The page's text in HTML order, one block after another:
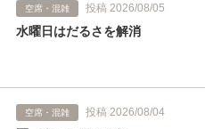
空席・混雑 投稿 2026/08/05
水曜日はだるさを解消
空席・混雑 投稿 2026/08/04